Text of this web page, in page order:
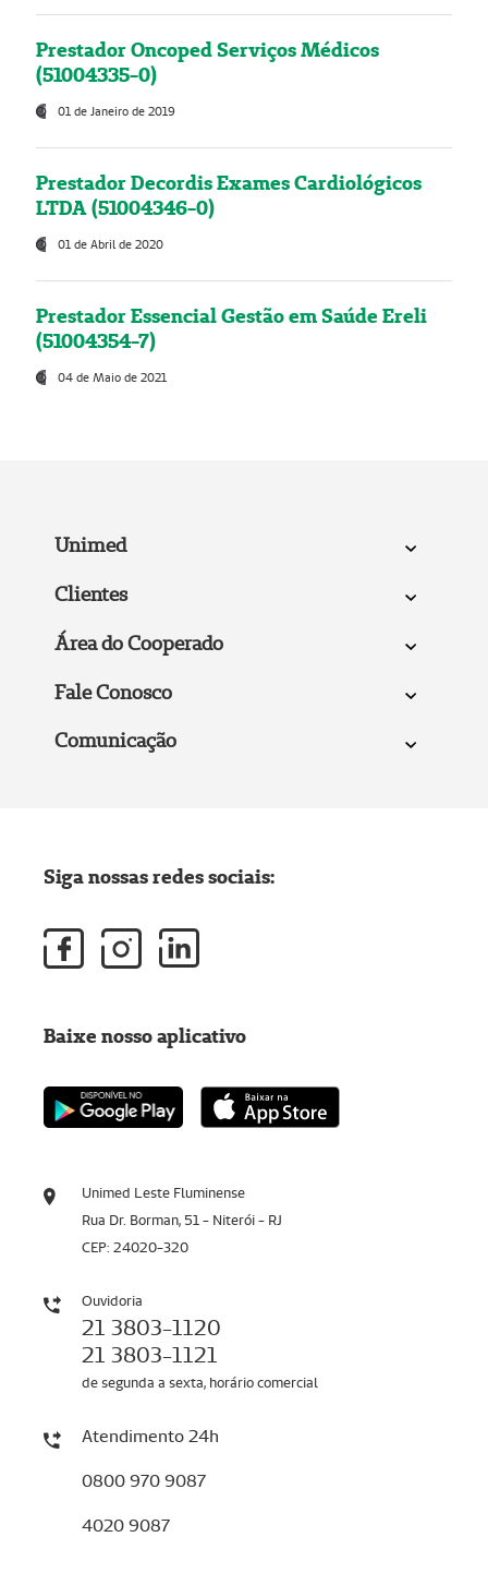
Prestador Oncoped Serviços Médicos
(51004335-0)
01 de Janeiro de 2019
Prestador Decordis Exames Cardiológicos
LTDA (51004346-0)
01 de Abril de 2020
Prestador Essencial Gestão em Saúde Ereli
(51004354-7)
04 de Maio de 2021
Unimed
Clientes
Área do Cooperado
Fale Conosco
Comunicação
Unimed Leste Fluminense
Rua Dr. Borman, 51 - Niterói - RJ
CEP: 24020-320
Ouvidoria
21 3803-1120
21 3803-1121
de segunda a sexta, horário comercial
Atendimento 24h
0800 970 9087
4020 9087
Siga nossas redes sociais:
Baixe nosso aplicativo